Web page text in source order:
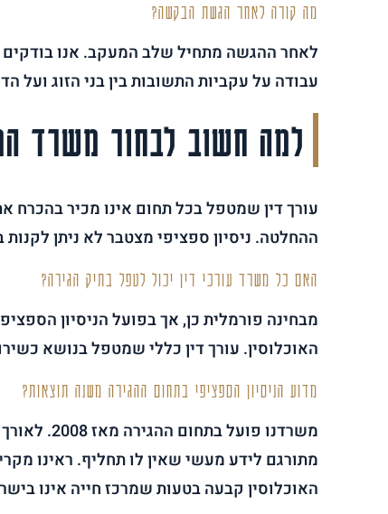
מה קורה לאחר הגשת הבקשה?
לאחר ההגשה מתחיל שלב המעקב. אנו בודקים
עבודה על עקביות התשובות בין בני הזוג
למה חשוב לבחור משרד
עורך דין שמטפל בכל תחום אינו מכיר
ההחלטה. ניסיון ספציפי מצטבר לא ניתן לקנות
האם כל משרד עורכי דין יכול לטפל בתיק הגירה?
מבחינה פורמלית כן, אך בפועל הניסיון
האוכלוסין. עורך דין כללי שמטפל בנושא
מדוע הניסיון הספציפי בתחום ההגירה משנה תוצאות?
משרדנו
מתורגם לידע מעשי שאין לו תחליף. ראינו
האוכלוסין קבעה בטעות שמרכז חייה אינו